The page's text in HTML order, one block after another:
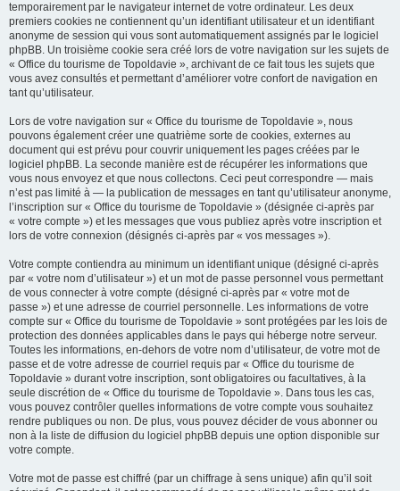
temporairement par le navigateur internet de votre ordinateur. Les deux
premiers cookies ne contiennent qu’un identifiant utilisateur et un identifiant
anonyme de session qui vous sont automatiquement assignés par le logiciel
phpBB. Un troisième cookie sera créé lors de votre navigation sur les sujets de
« Office du tourisme de Topoldavie », archivant de ce fait tous les sujets que
vous avez consultés et permettant d’améliorer votre confort de navigation en
tant qu’utilisateur.
Lors de votre navigation sur « Office du tourisme de Topoldavie », nous
pouvons également créer une quatrième sorte de cookies, externes au
document qui est prévu pour couvrir uniquement les pages créées par le
logiciel phpBB. La seconde manière est de récupérer les informations que
vous nous envoyez et que nous collectons. Ceci peut correspondre — mais
n’est pas limité à — la publication de messages en tant qu’utilisateur anonyme,
l’inscription sur « Office du tourisme de Topoldavie » (désignée ci-après par
« votre compte ») et les messages que vous publiez après votre inscription et
lors de votre connexion (désignés ci-après par « vos messages »).
Votre compte contiendra au minimum un identifiant unique (désigné ci-après
par « votre nom d’utilisateur ») et un mot de passe personnel vous permettant
de vous connecter à votre compte (désigné ci-après par « votre mot de
passe ») et une adresse de courriel personnelle. Les informations de votre
compte sur « Office du tourisme de Topoldavie » sont protégées par les lois de
protection des données applicables dans le pays qui héberge notre serveur.
Toutes les informations, en-dehors de votre nom d’utilisateur, de votre mot de
passe et de votre adresse de courriel requis par « Office du tourisme de
Topoldavie » durant votre inscription, sont obligatoires ou facultatives, à la
seule discrétion de « Office du tourisme de Topoldavie ». Dans tous les cas,
vous pouvez contrôler quelles informations de votre compte vous souhaitez
rendre publiques ou non. De plus, vous pouvez décider de vous abonner ou
non à la liste de diffusion du logiciel phpBB depuis une option disponible sur
votre compte.
Votre mot de passe est chiffré (par un chiffrage à sens unique) afin qu’il soit